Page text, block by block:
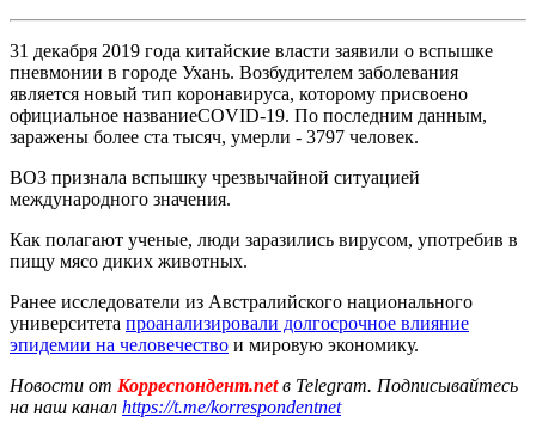
31 декабря 2019 года китайские власти заявили о вспышке
пневмонии в городе Ухань. Возбудителем заболевания
является новый тип коронавируса, которому присвоено
официальное названиеCOVID-19. По последним данным,
заражены более ста тысяч, умерли - 3797 человек.
ВОЗ признала вспышку чрезвычайной ситуацией
международного значения.
Как полагают ученые, люди заразились вирусом, употребив в
пищу мясо диких животных.
Ранее исследователи из Австралийского национального
университета проанализировали долгосрочное влияние
эпидемии на человечество и мировую экономику.
Новости от Корреспондент.netв Telegram. Подписывайтесь
на наш канал https://t.me/korrespondentnet